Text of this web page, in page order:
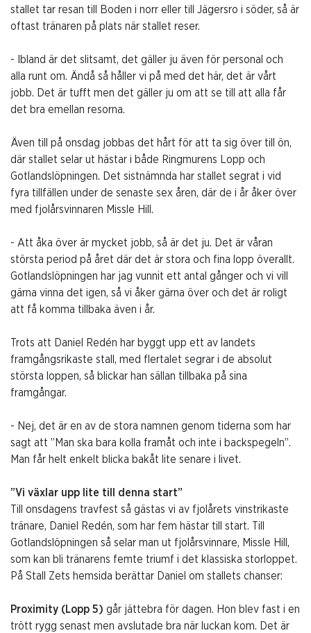
stallet tar resan till Boden i norr eller till Jägersro i söder, så är
oftast tränaren på plats när stallet reser.
- Ibland är det slitsamt, det gäller ju även för personal och
alla runt om. Ändå så håller vi på med det här, det är vårt
jobb. Det är tufft men det gäller ju om att se till att alla får
det bra emellan resorna.
Även till på onsdag jobbas det hårt för att ta sig över till ön,
där stallet selar ut hästar i både Ringmurens Lopp och
Gotlandslöpningen. Det sistnämnda har stallet segrat i vid
fyra tillfällen under de senaste sex åren, där de i år åker över
med fjolårsvinnaren Missle Hill.
- Att åka över är mycket jobb, så är det ju. Det är våran
största period på året där det är stora och fina lopp överallt.
Gotlandslöpningen har jag vunnit ett antal gånger och vi vill
gärna vinna det igen, så vi åker gärna över och det är roligt
att få komma tillbaka även i år.
Trots att Daniel Redén har byggt upp ett av landets
framgångsrikaste stall, med flertalet segrar i de absolut
största loppen, så blickar han sällan tillbaka på sina
framgångar.
- Nej, det är en av de stora namnen genom tiderna som har
sagt att ”Man ska bara kolla framåt och inte i backspegeln”.
Man får helt enkelt blicka bakåt lite senare i livet.
”Vi växlar upp lite till denna start”
Till onsdagens travfest så gästas vi av fjolårets vinstrikaste
tränare, Daniel Redén, som har fem hästar till start. Till
Gotlandslöpningen så selar man ut fjolårsvinnare, Missle Hill,
som kan bli tränarens femte triumf i det klassiska storloppet.
På Stall Zets hemsida berättar Daniel om stallets chanser:
Proximity (Lopp 5) går jättebra för dagen. Hon blev fast i en
trött rygg senast men avslutade bra när luckan kom. Det är